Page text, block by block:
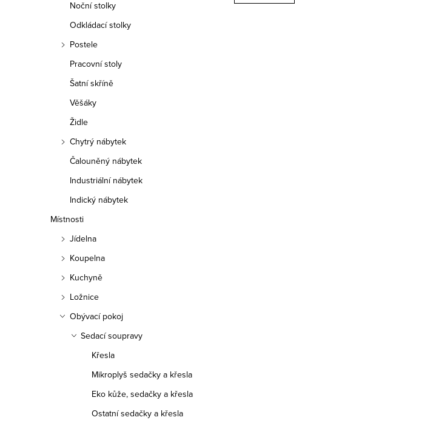
Noční stolky
Odkládací stolky
Postele
Pracovní stoly
Šatní skříně
Věšáky
Židle
Chytrý nábytek
Čalouněný nábytek
Industriální nábytek
Indický nábytek
Místnosti
Jídelna
Koupelna
Kuchyně
Ložnice
Obývací pokoj
Sedací soupravy
Křesla
Mikroplyš sedačky a křesla
Eko kůže, sedačky a křesla
Ostatní sedačky a křesla